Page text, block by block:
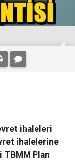
ihaleleri
ihalelerine
TBMM Plan